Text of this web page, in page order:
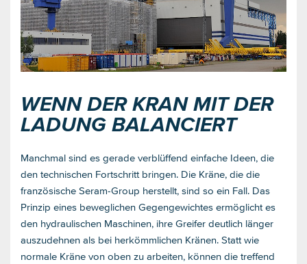
WENN DER KRAN MIT DER
LADUNG BALANCIERT
Manchmal sind es gerade verblüffend einfache Ideen, die
den technischen Fortschritt bringen. Die Kräne, die die
französische Seram-Group herstellt, sind so ein Fall. Das
Prinzip eines beweglichen Gegengewichtes ermöglicht es
den hydraulischen Maschinen, ihre Greifer deutlich länger
auszudehnen als bei herkömmlichen Kränen. Statt wie
normale Kräne von oben zu arbeiten, können die treffend